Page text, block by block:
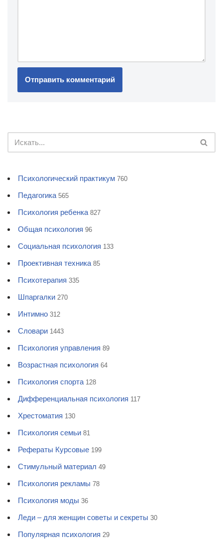
Психологический практикум 760
Педагогика 565
Психология ребенка 827
Общая психология 96
Социальная психология 133
Проективная техника 85
Психотерапия 335
Шпаргалки 270
Интимно 312
Словари 1443
Психология управления 89
Возрастная психология 64
Психология спорта 128
Дифференциальная психология 117
Хрестоматия 130
Психология семьи 81
Рефераты Курсовые 199
Стимульный материал 49
Психология рекламы 78
Психология моды 36
Леди – для женщин советы и секреты 30
Популярная психология 29